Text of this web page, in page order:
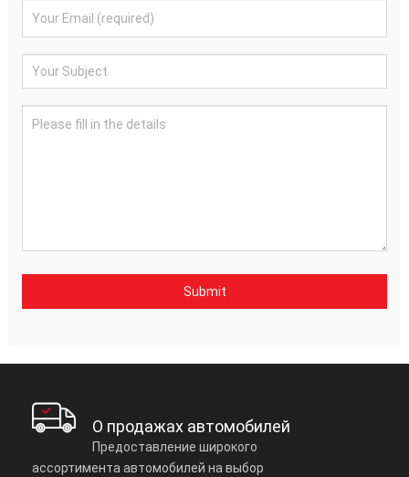
Submit
О продажах автомобилей
Предоставление широкого
ассортимента автомобилей на выбор